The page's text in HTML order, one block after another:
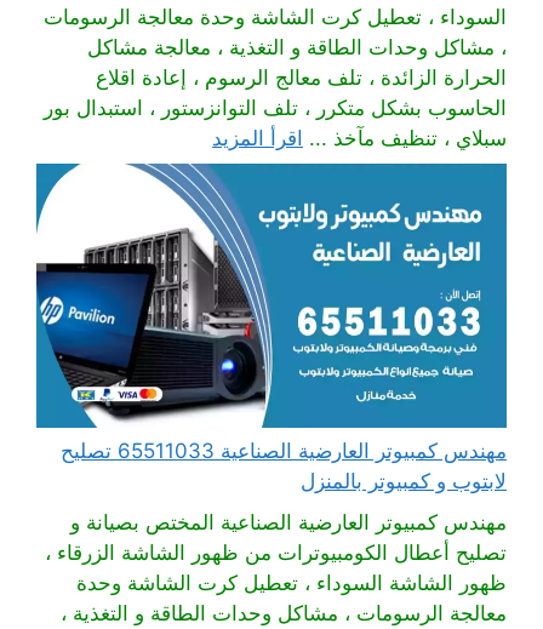
السوداء ، تعطيل كرت الشاشة وحدة معالجة الرسومات
، مشاكل وحدات الطاقة و التغذية ، معالجة مشاكل
الحرارة الزائدة ، تلف معالج الرسوم ، إعادة اقلاع
الحاسوب بشكل متكرر ، تلف التوانزستور ، استبدال بور
سبلاي ، تنظيف مآخذ ... اقرأ المزيد
مهندس كمبيوتر العارضية الصناعية 65511033 تصليح
لابتوب و كمبيوتر بالمنزل
مهندس كمبيوتر العارضية الصناعية المختص بصيانة و
تصليح أعطال الكومبيوترات من ظهور الشاشة الزرقاء ،
ظهور الشاشة السوداء ، تعطيل كرت الشاشة وحدة
معالجة الرسومات ، مشاكل وحدات الطاقة و التغذية ،